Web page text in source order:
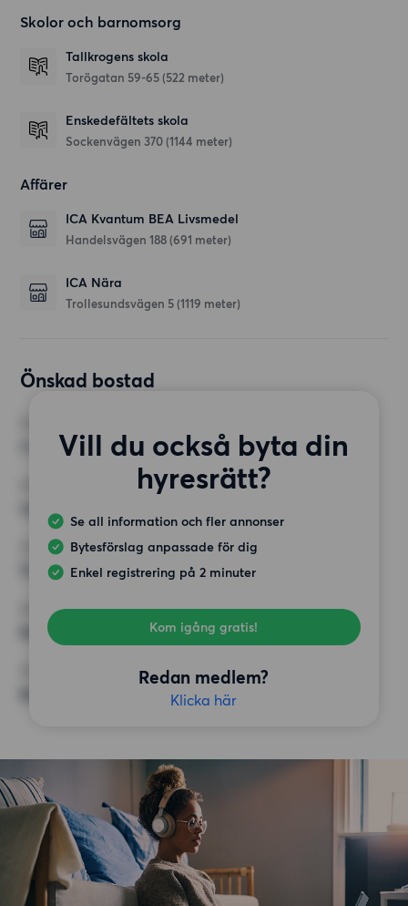
Skolor och barnomsorg
Tallkrogens skola
Torögatan 59-65 (522 meter)
Enskedefältets skola
Sockenvägen 370 (1144 meter)
Affärer
ICA Kvantum BEA Livsmedel
Handelsvägen 188 (691 meter)
ICA Nära
Trollesundsvägen 5 (1119 meter)
Önskad bostad
Vill du också byta din
hyresrätt?
Se all information och fler annonser
Bytesförslag anpassade för dig
Enkel registrering på 2 minuter
Kom igång gratis!
Redan medlem?
Klicka här
MINST ANTAL KVADRATMETER
HÖGSTA HYRA
15 000 kr
Balkong,
ÖVRIGA PREFERENSER